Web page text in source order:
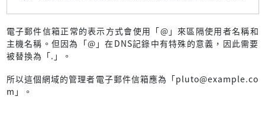
電子郵件信箱正常的表示方式會使用「@」來區隔使用者名稱和
主機名稱。但因為「@」在DNS記錄中有特殊的意義，因此需要
被替換為「.」。
所以這個網域的管理者電子郵件信箱應為「pluto@example.co
m」。